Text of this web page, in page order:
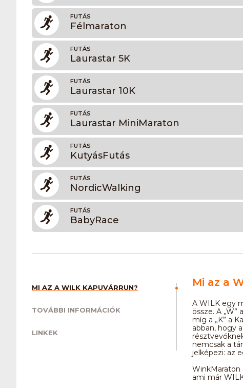
FUTÁS
Félmaraton
FUTÁS
Laurastar 5K
FUTÁS
Laurastar 10K
FUTÁS
Laurastar MiniMaraton
FUTÁS
KutyásFutás
FUTÁS
NordicWalking
FUTÁS
BabyRace
MI AZ A WILK KAPUVÁRRUN?
TOVÁBBI INFORMÁCIÓK
LINKEK
Mi az a
A WILK egy
össze. A „W”
míg a „K” a
abban, hogy
nemcsak a
jelképezi: az
WinkMaraton
ami már